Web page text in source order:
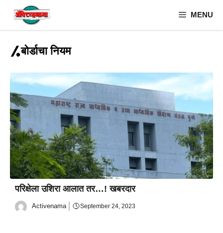
MENU
बोर्डाचा नियम
परिक्षेला उशिरा आलात तर…! खबरदार
Activenama September 24, 2023